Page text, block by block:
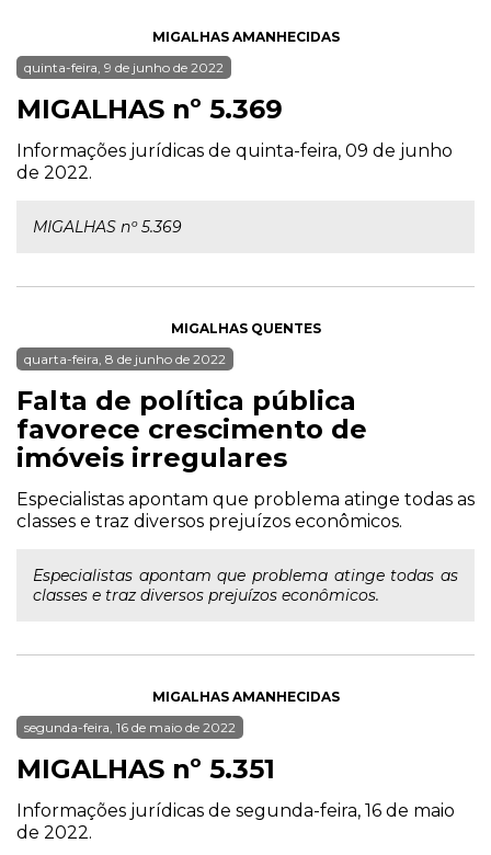
MIGALHAS AMANHECIDAS
quinta-feira, 9 de junho de 2022
MIGALHAS nº 5.369
Informações jurídicas de quinta-feira, 09 de junho
de 2022.
MIGALHAS nº 5.369
MIGALHAS QUENTES
quarta-feira, 8 de junho de 2022
Falta de política pública
favorece crescimento de
imóveis irregulares
Especialistas apontam que problema atinge todas as
classes e traz diversos prejuízos econômicos.
Especialistas apontam que problema atinge todas as
classes e traz diversos prejuízos econômicos.
MIGALHAS AMANHECIDAS
segunda-feira, 16 de maio de 2022
MIGALHAS nº 5.351
Informações jurídicas de segunda-feira, 16 de maio
de 2022.